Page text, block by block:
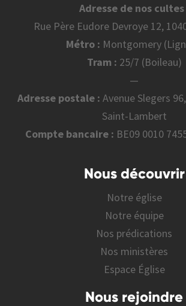
Adresse de nos cultes
Rue Père Eudore Devroye 12,
Métro : Montgomery
Tram : 25/7 (Boileau)
—
Adresse postale : Avenue Slegers
Saint-Lambert
Compte bancaire : BE09 0010
Nous découvrir
Notre église
Notre équipe
Nos prédications
Nos ministères
Espace Église
Nous rejoindre